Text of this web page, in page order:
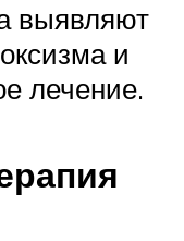
выявляют
и
лечение.